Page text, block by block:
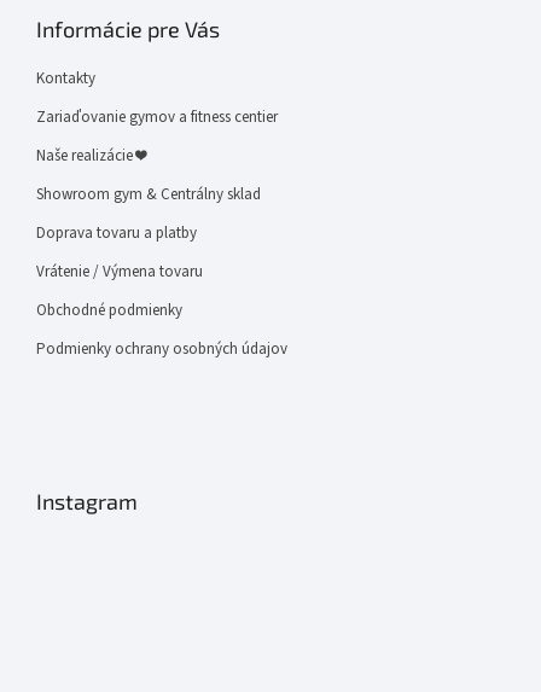
Informácie pre Vás
Kontakty
Zariaďovanie gymov a fitness centier
Naše realizácie ❤
Showroom gym & Centrálny sklad
Doprava tovaru a platby
Vrátenie / Výmena tovaru
Obchodné podmienky
Podmienky ochrany osobných údajov
Instagram